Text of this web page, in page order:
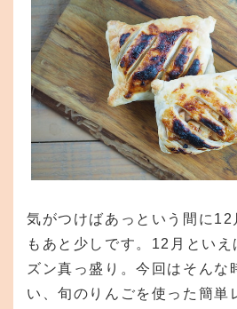
気がつけばあっという間に12
もあと少しです。12月とい
ズン真っ盛り。今回はそんな
い、旬のりんごを使った簡単